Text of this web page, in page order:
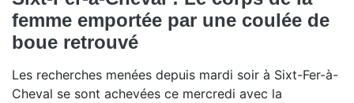
femme emportée par une coulée de
boue retrouvé
Les recherches menées depuis mardi soir à Sixt-Fer-à-
Cheval se sont achevées ce mercredi avec la